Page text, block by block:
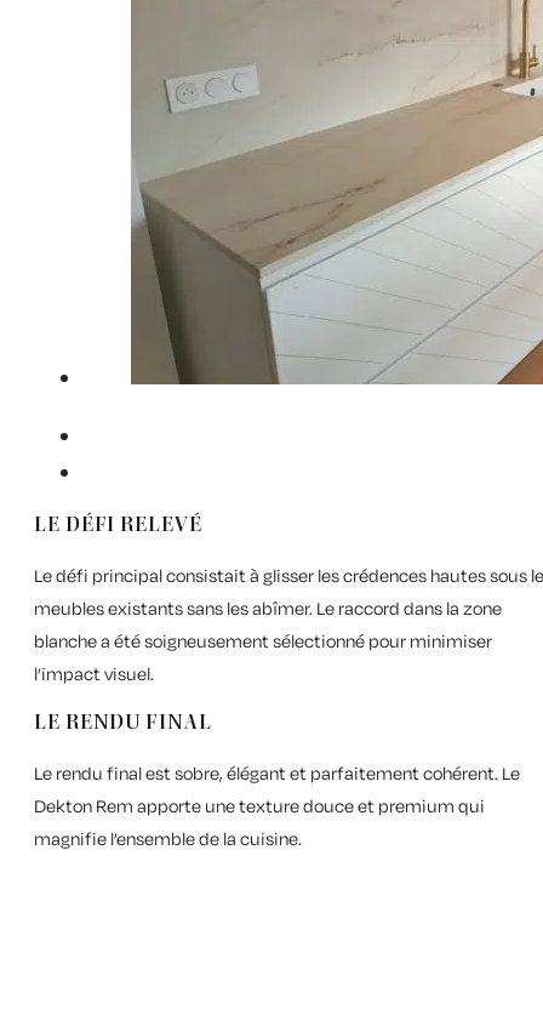
LE DÉFI RELEVÉ
Le défi principal consistait à glisser les crédences hautes sous
meubles existants sans les abîmer. Le raccord dans la zone
blanche a été soigneusement sélectionné pour minimiser
l’impact visuel.
LE RENDU FINAL
Le rendu final est sobre, élégant et parfaitement cohérent. Le
Dekton Rem apporte une texture douce et premium qui
magnifie l’ensemble de la cuisine.